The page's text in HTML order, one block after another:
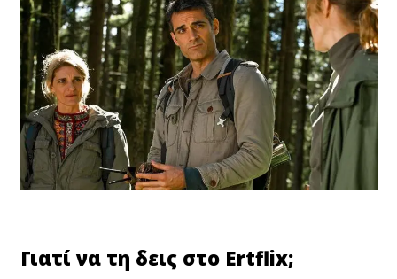
Γιατί να τη δεις στο Ertflix;